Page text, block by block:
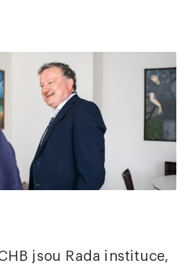
jsou Rada instituce,